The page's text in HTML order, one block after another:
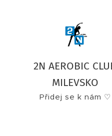
2N AEROBIC
MILEVSKO
Přidej se k nám ♡